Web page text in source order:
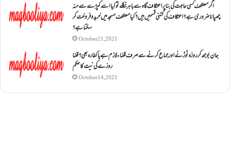
اگر معتکف کسی حاجت کی بنا پر اعتکاف گاہ سے باہر نکلے تو کیا اسے کپڑے سے منہ
چھپانا ضروری ہے؟اعتکاف کی کتنی قسمیں ہیں؟کیا معتکف مسجد میں خرید و فروخت کر
سکتا ہے؟
October 21, 2021
جان بوجھ کر روزہ ٹوڑنے اور جماع کرنے سے صرف قضاء لازم ہے یا کفارہ بھی؟ قضا
روزے کی نیت کا حکم
October 14, 2021